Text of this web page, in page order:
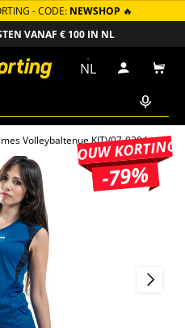
- CODE: NEWSHOP 🔥
VANAF € 100 IN NL
NL Inloggen
Volleybaltenue KITV07-0204
JOUW KORTING
-79%